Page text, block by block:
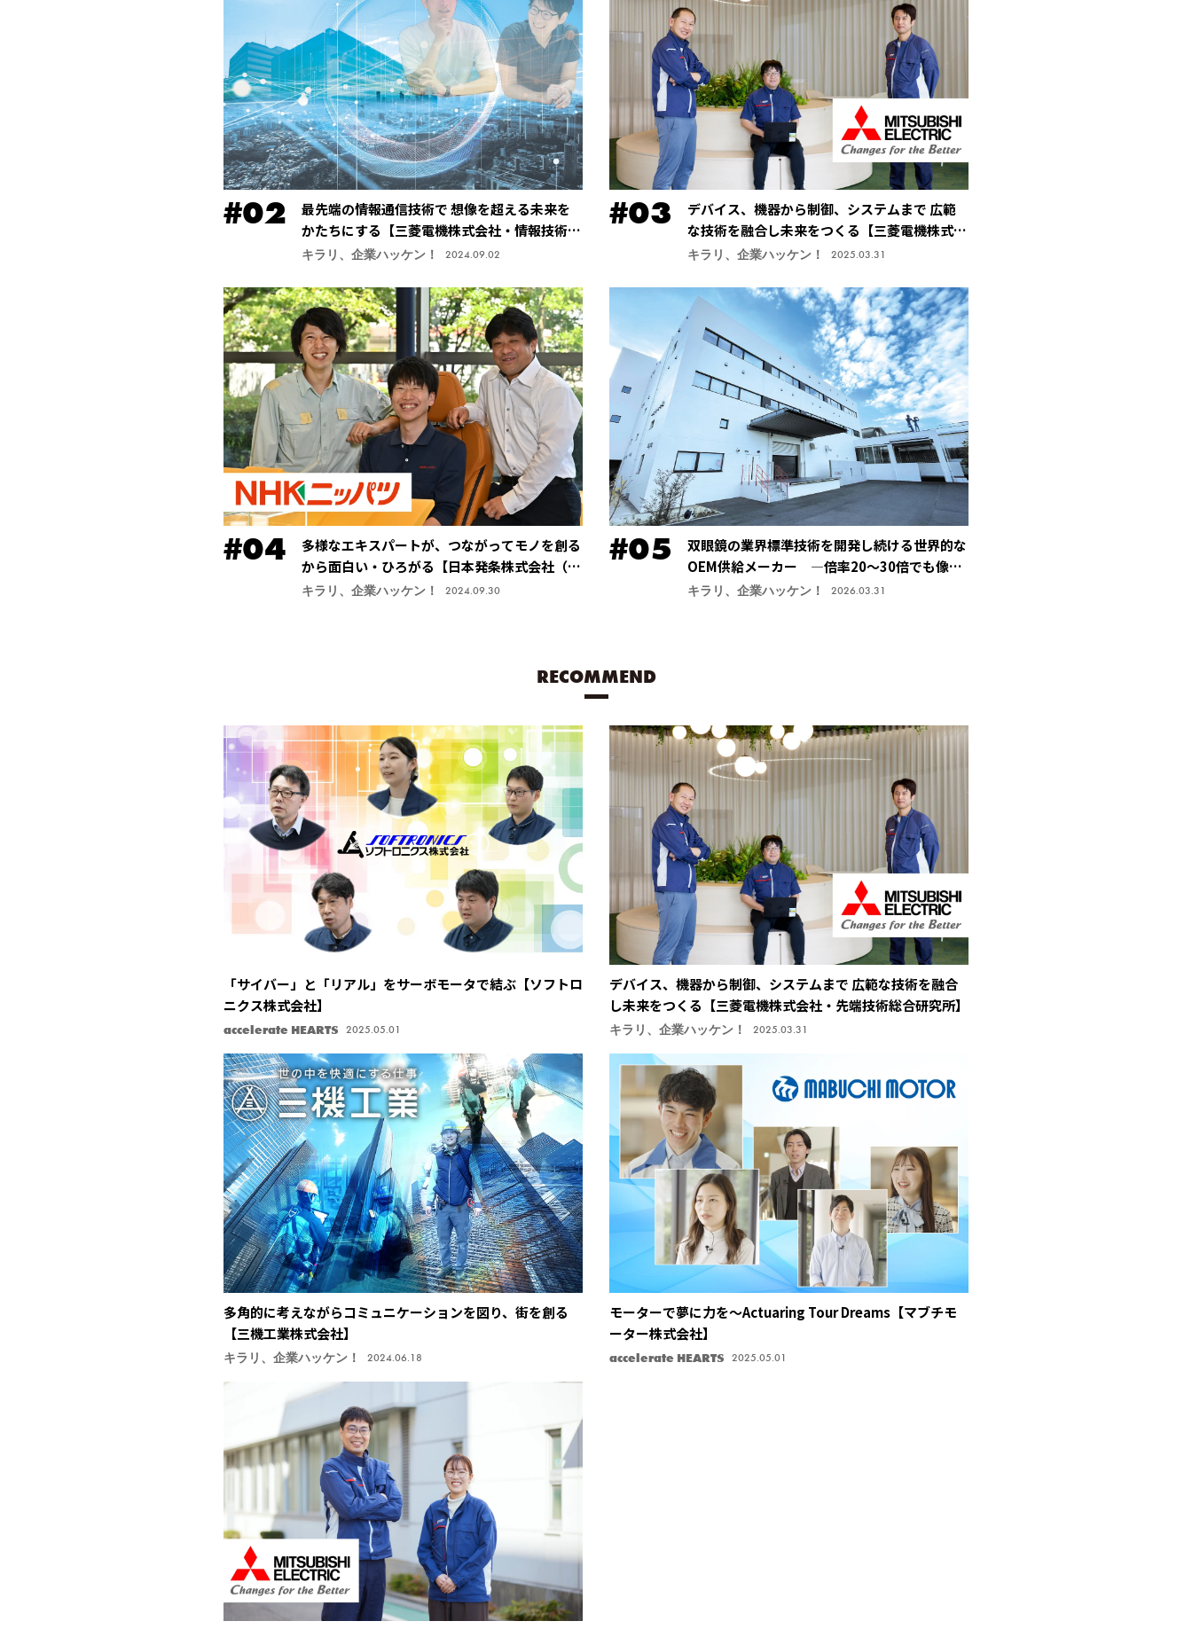
最先端の情報通信技術で 想像を超える未来を
かたちにする【三菱電機株式会社・情報技術総
合研究所】
キラリ、企業ハッケン！ 2024.09.02
デバイス、機器から制御、システムまで 広範
な技術を融合し未来をつくる【三菱電機株式会
社・先端技術総合研究所】
キラリ、企業ハッケン！ 2025.03.31
多様なエキスパートが、つながってモノを創る
から面白い・ひろがる【日本発条株式会社（ニ
ッパツ）】
キラリ、企業ハッケン！ 2024.09.30
双眼鏡の業界標準技術を開発し続ける世界的な
OEM供給メーカー ―倍率20～30倍でも像が
安定する手振れ防止技術で特許取得、今後の主
キラリ、企業ハッケン！ 2026.03.31
RECOMMEND
「サイバー」と「リアル」をサーボモータで結ぶ【ソフトロ
ニクス株式会社】
accelerate HEARTS 2025.05.01
デバイス、機器から制御、システムまで 広範な技術を融合
し未来をつくる【三菱電機株式会社・先端技術総合研究所】
キラリ、企業ハッケン！ 2025.03.31
多角的に考えながらコミュニケーションを図り、街を創る
【三機工業株式会社】
キラリ、企業ハッケン！ 2024.06.18
モーターで夢に力を〜Actuaring Tour Dreams【マブチモ
ーター株式会社】
accelerate HEARTS 2025.05.01